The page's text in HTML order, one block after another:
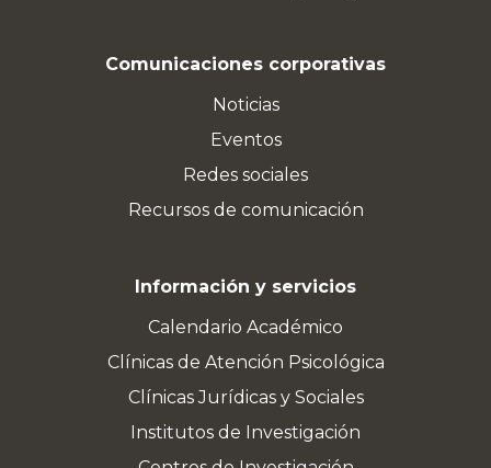
Comunicaciones corporativas
Noticias
Eventos
Redes sociales
Recursos de comunicación
Información y servicios
Calendario Académico
Clínicas de Atención Psicológica
Clínicas Jurídicas y Sociales
Institutos de Investigación